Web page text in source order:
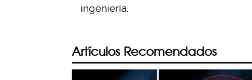
ingeniería.
Artículos Recomendados